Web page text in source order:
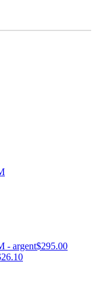
- argent$295.00
26.10